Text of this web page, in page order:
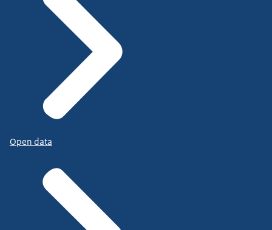
Open data